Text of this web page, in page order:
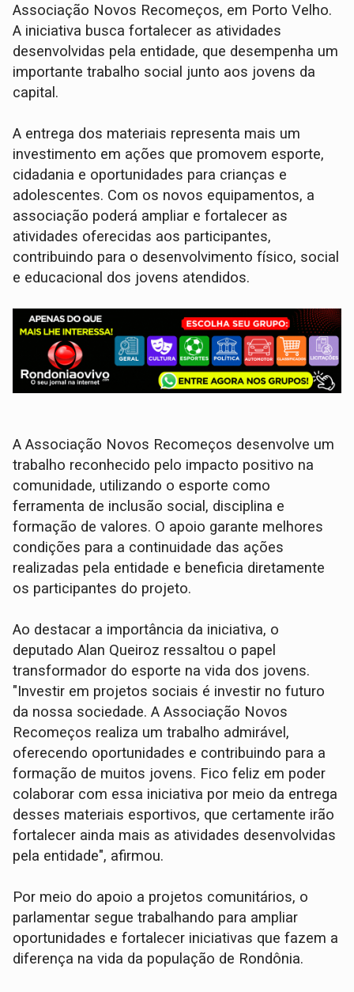
Associação Novos Recomeços, em Porto Velho.
A iniciativa busca fortalecer as atividades
desenvolvidas pela entidade, que desempenha um
importante trabalho social junto aos jovens da
capital.
A entrega dos materiais representa mais um
investimento em ações que promovem esporte,
cidadania e oportunidades para crianças e
adolescentes. Com os novos equipamentos, a
associação poderá ampliar e fortalecer as
atividades oferecidas aos participantes,
contribuindo para o desenvolvimento físico, social
e educacional dos jovens atendidos.
A Associação Novos Recomeços desenvolve um
trabalho reconhecido pelo impacto positivo na
comunidade, utilizando o esporte como
ferramenta de inclusão social, disciplina e
formação de valores. O apoio garante melhores
condições para a continuidade das ações
realizadas pela entidade e beneficia diretamente
os participantes do projeto.
Ao destacar a importância da iniciativa, o
deputado Alan Queiroz ressaltou o papel
transformador do esporte na vida dos jovens.
"Investir em projetos sociais é investir no futuro
da nossa sociedade. A Associação Novos
Recomeços realiza um trabalho admirável,
oferecendo oportunidades e contribuindo para a
formação de muitos jovens. Fico feliz em poder
colaborar com essa iniciativa por meio da entrega
desses materiais esportivos, que certamente irão
fortalecer ainda mais as atividades desenvolvidas
pela entidade", afirmou.
Por meio do apoio a projetos comunitários, o
parlamentar segue trabalhando para ampliar
oportunidades e fortalecer iniciativas que fazem a
diferença na vida da população de Rondônia.